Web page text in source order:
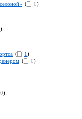
( 0)
)
( 1)
( 0)
0)